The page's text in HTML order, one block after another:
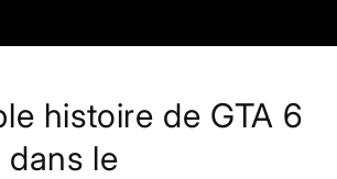
histoire de GTA 6
dans le